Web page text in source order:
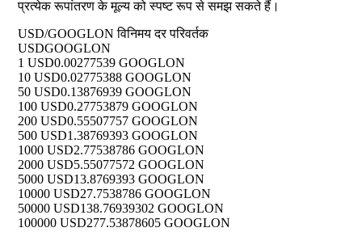
प्रत्येक रूपांतरण के मूल्य को स्पष्ट रूप से समझ सकते हैं।
USD/GOOGLON विनिमय दर परिवर्तक
USDGOOGLON
1 USD0.00277539 GOOGLON
10 USD0.02775388 GOOGLON
50 USD0.13876939 GOOGLON
100 USD0.27753879 GOOGLON
200 USD0.55507757 GOOGLON
500 USD1.38769393 GOOGLON
1000 USD2.77538786 GOOGLON
2000 USD5.55077572 GOOGLON
5000 USD13.8769393 GOOGLON
10000 USD27.7538786 GOOGLON
50000 USD138.76939302 GOOGLON
100000 USD277.53878605 GOOGLON